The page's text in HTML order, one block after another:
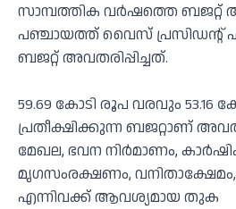
സാമ്പത്തിക വർഷത്തെ ബജറ്റ്
പഞ്ചായത്ത് വൈസ്‌ പ്രസിഡന്റ്
ബജറ്റ് അവതരിപ്പിച്ചത്‌.
59.69 കോടി രൂപ വരവും 53.16
പ്രതീക്ഷിക്കുന്ന ബജറ്റാണ്
മേഖല, ഭവന നിര്‍മാണം,
മൃഗസംരക്ഷണം,
എന്നിവക്ക് ആവശ്യമായ തുക